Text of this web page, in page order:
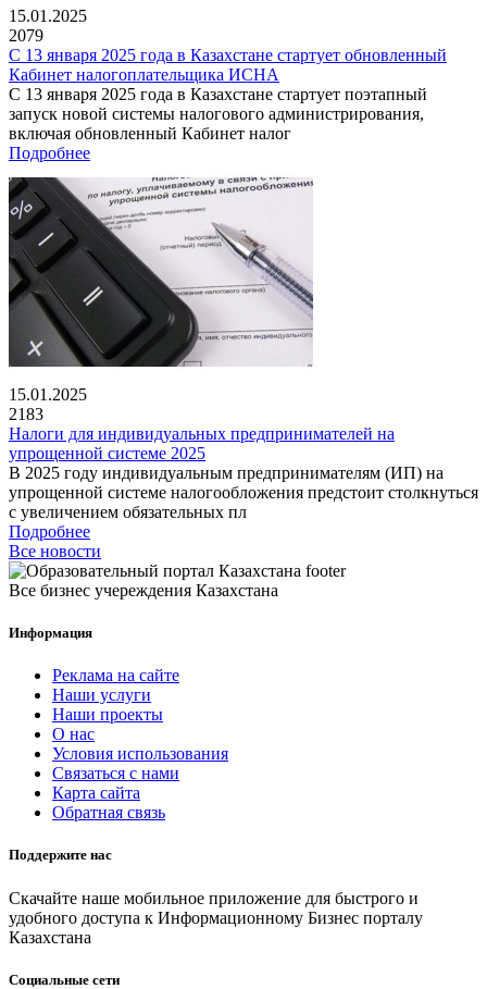
15.01.2025
2079
С 13 января 2025 года в Казахстане стартует обновленный
Кабинет налогоплательщика ИСНА
С 13 января 2025 года в Казахстане стартует поэтапный
запуск новой системы налогового администрирования,
включая обновленный Кабинет налог
Подробнее
15.01.2025
2183
Налоги для индивидуальных предпринимателей на
упрощенной системе 2025
В 2025 году индивидуальным предпринимателям (ИП) на
упрощенной системе налогообложения предстоит столкнуться
с увеличением обязательных пл
Подробнее
Все новости
Все бизнес учереждения Казахстана
Информация
Реклама на сайте
Наши услуги
Наши проекты
О нас
Условия использования
Связаться с нами
Карта сайта
Обратная связь
Поддержите нас
Скачайте наше мобильное приложение для быстрого и
удобного доступа к Информационному Бизнес порталу
Казахстана
Социальные сети